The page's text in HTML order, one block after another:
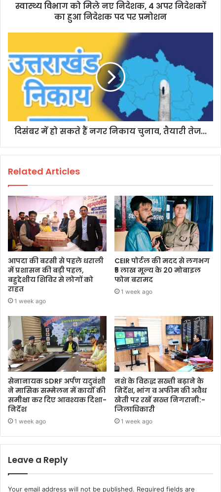
स्वास्थ्य विभाग को मिले नए निदेशक, 4 अपर निदेशकों
का हुआ निदेशक पद पर प्रमोशन
दिसंबर में हो सकते हैं नगर निकाय चुनाव, तैयारी तेज...
Related Articles
आपदा की बरसी से पहले धराली
में प्रशासन की बड़ी पहल,
बहुद्देशीय शिविर से लोगों को
राहत
1 week ago
CEIR पोर्टल की मदद से लगभग
₹5 लाख मूल्य के 20 मोबाइल
फोन बरामद
1 week ago
सेनानायक SDRF अर्पण यदुवंशी
ने मासिक सम्मेलन में कार्यों की
समीक्षा कर दिए आवश्यक दिशा-
निर्देश
1 week ago
नशे के विरुद्ध सख्ती बढ़ाने के
निर्देश, भांग व अफीम की अवैध
खेती पर रखें सख्त निगरानी:-
जिलाधिकारी
1 week ago
Leave a Reply
Your email address will not be published. Required fields are